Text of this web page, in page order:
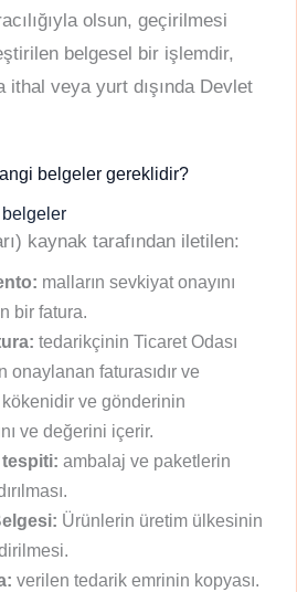
olsun, geçirilmesi
belgesel bir işlemdir,
ithal veya yurt dışında Devlet
belgeler gereklidir?
kaynak tarafından iletilen:
malların sevkiyat onayını
bir fatura.
tedarikçinin Ticaret Odası
onaylanan faturasıdır ve
ve gönderinin
ve değerini içerir.
ambalaj ve paketlerin
Ürünlerin üretim ülkesinin
verilen tedarik emrinin kopyası.